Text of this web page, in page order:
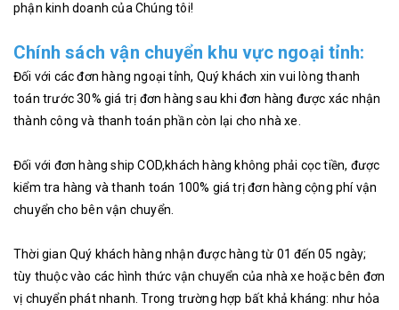
phận kinh doanh của Chúng tôi!
Chính sách vận chuyển khu vực ngoại tỉnh:
Đối với các đơn hàng ngoại tỉnh, Quý khách xin vui lòng thanh
toán trước 30% giá trị đơn hàng sau khi đơn hàng được xác nhận
thành công và thanh toán phần còn lại cho nhà xe.
Đối với đơn hàng ship COD,khách hàng không phải cọc tiền, được
kiểm tra hàng và thanh toán 100% giá trị đơn hàng cộng phí vận
chuyển cho bên vận chuyển.
Thời gian Quý khách hàng nhận được hàng từ 01 đến 05 ngày;
tùy thuộc vào các hình thức vận chuyển của nhà xe hoặc bên đơn
vị chuyển phát nhanh. Trong trường hợp bất khả kháng: như hỏa